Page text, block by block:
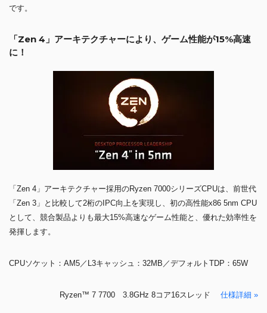
です。
「Zen 4」アーキテクチャーにより、ゲーム性能が15%高速
に！
「Zen 4」アーキテクチャー採用のRyzen 7000シリーズCPUは、前世代
「Zen 3」と比較して2桁のIPC向上を実現し、初の高性能x86 5nm CPU
として、競合製品よりも最大15%高速なゲーム性能と、優れた効率性を
発揮します。
CPUソケット：AM5／L3キャッシュ：32MB／デフォルトTDP：65W
Ryzen™ 7 7700 3.8GHz 8コア16スレッド 仕様詳細 »